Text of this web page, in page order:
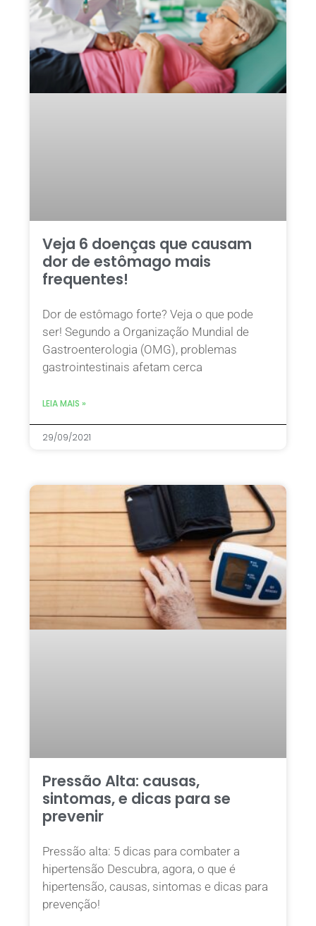
Veja 6 doenças que causam
dor de estômago mais
frequentes!
Dor de estômago forte? Veja o que pode
ser! Segundo a Organização Mundial de
Gastroenterologia (OMG), problemas
gastrointestinais afetam cerca
LEIA MAIS »
29/09/2021
Pressão Alta: causas,
sintomas, e dicas para se
prevenir
Pressão alta: 5 dicas para combater a
hipertensão Descubra, agora, o que é
hipertensão, causas, sintomas e dicas para
prevenção!